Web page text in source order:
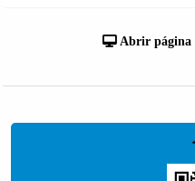
Abrir página